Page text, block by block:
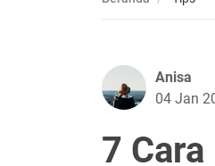
7
Anisa
04 Jan